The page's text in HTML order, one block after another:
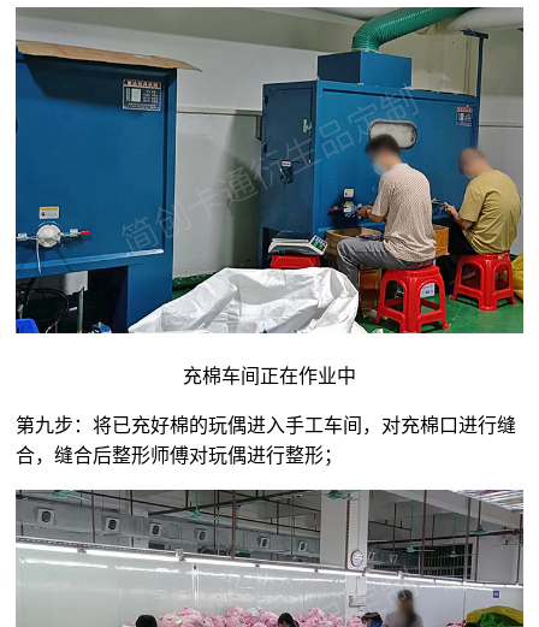
充棉车间正在作业中
第九步：将已充好棉的玩偶进入手工车间，对充棉口进行缝
合，缝合后整形师傅对玩偶进行整形；